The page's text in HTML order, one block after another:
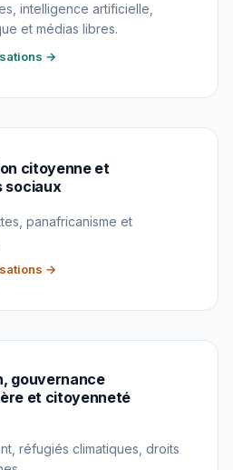
intelligence artificielle,
et médias libres.
→
citoyenne et
sociaux
panafricanisme et
→
gouvernance
et citoyenneté
réfugiés climatiques, droits